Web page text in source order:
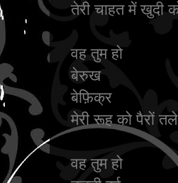
तेरी चाहत में खुदी
वह तुम हो
बेरुख
बेफ़िक्र
मेरी रूह को पैरों
वह तुम हो